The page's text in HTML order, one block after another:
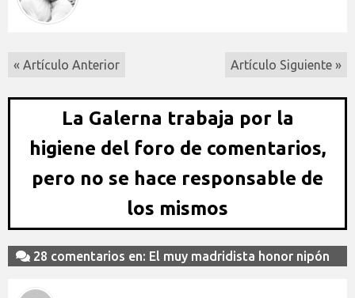
« Artículo Anterior Artículo Siguiente »
La Galerna trabaja por la
higiene del foro de comentarios,
pero no se hace responsable de
los mismos
28 comentarios en: El muy madridista honor nipón